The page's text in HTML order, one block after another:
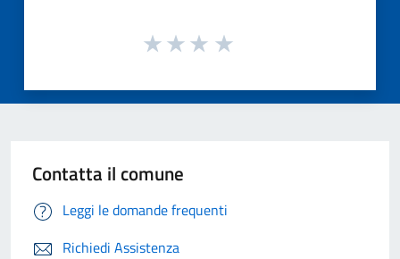
Contatta il comune
Leggi le domande frequenti
Richiedi Assistenza